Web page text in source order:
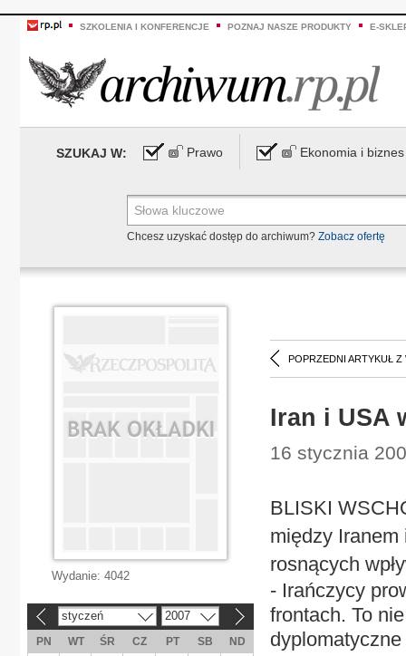
SZKOLENIA I KONFERENCJE POZNAJ NASZE PRODUKTY E-
SZUKAJ W: Prawo Ekonomia i biznes
Chcesz uzyskać dostęp do archiwum? Zobacz ofertę
POPRZEDNI ARTYKUŁ Z
Iran i USA
16 stycznia
BLISKI
między
rosnących
- Irańczycy
frontach. To
dyplomatyczne
Wydanie: 4042
styczeń 2007
PN WT ŚR CZ PT SB
ND